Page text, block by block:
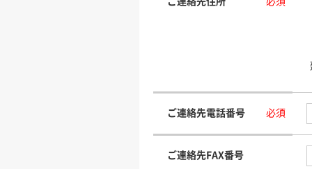
ご連絡先電話番号 必須
ご連絡先FAX番号